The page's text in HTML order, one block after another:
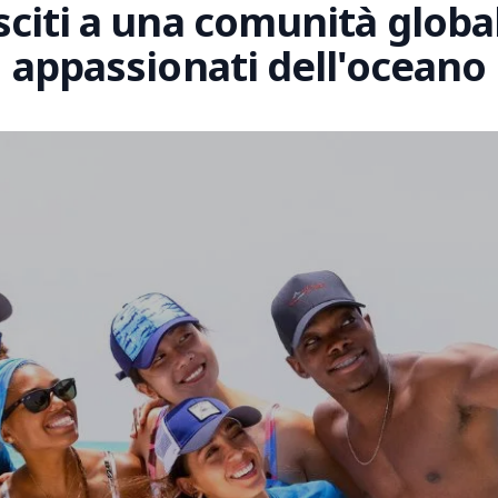
a una comunità
appassionati dell'oceano